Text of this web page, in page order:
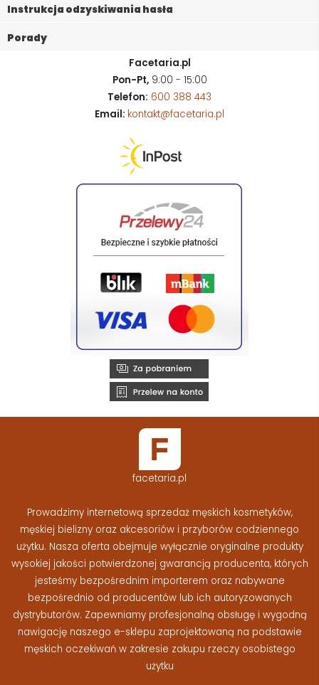
Instrukcja odzyskiwania hasła
Porady
Facetaria.pl
Pon-Pt,9:00 - 15:00
Telefon: 600 388 443
Email: kontakt@facetaria.pl
facetaria.pl
Prowadzimy internetową sprzedaż męskich kosmetyków,
męskiej bielizny oraz akcesoriów i przyborów codziennego
użytku. Nasza oferta obejmuje wyłącznie oryginalne produkty
wysokiej jakości potwierdzonej gwarancją producenta, których
jesteśmy bezpośrednim importerem oraz nabywane
bezpośrednio od producentów lub ich autoryzowanych
dystrybutorów. Zapewniamy profesjonalną obsługę i wygodną
nawigację naszego e-sklepu zaprojektowaną na podstawie
męskich oczekiwań w zakresie zakupu rzeczy osobistego
użytku